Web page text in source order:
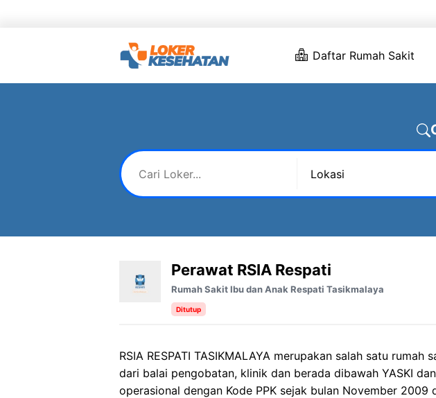
Daftar Rumah Sakit
Perawat RSIA Respati
Rumah Sakit Ibu dan Anak Respati Tasikmalaya
Ditutup
RSIA RESPATI TASIKMALAYA merupakan salah satu rumah
dari balai pengobatan, klinik dan berada dibawah YASKI
operasional dengan Kode PPK sejak bulan November 2009